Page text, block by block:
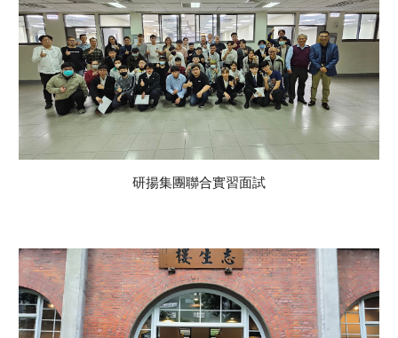
研揚集團聯合實習面試